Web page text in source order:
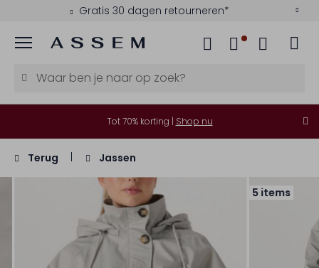
Gratis 30 dagen retourneren*
Menu
Tot 70% korting | Shop nu
Terug Jassen
5 items